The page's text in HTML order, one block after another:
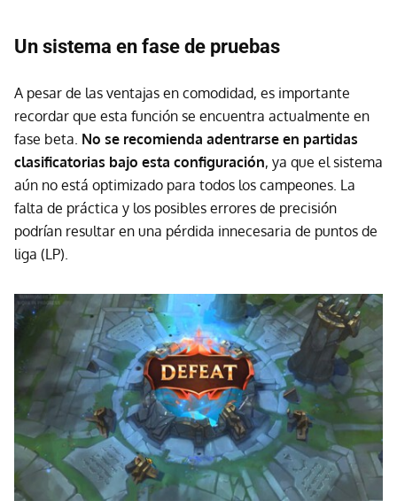
Un sistema en fase de pruebas
A pesar de las ventajas en comodidad, es importante
recordar que esta función se encuentra actualmente en
fase beta. No se recomienda adentrarse en partidas
clasificatorias bajo esta configuración, ya que el sistema
aún no está optimizado para todos los campeones. La
falta de práctica y los posibles errores de precisión
podrían resultar en una pérdida innecesaria de puntos de
liga (LP).